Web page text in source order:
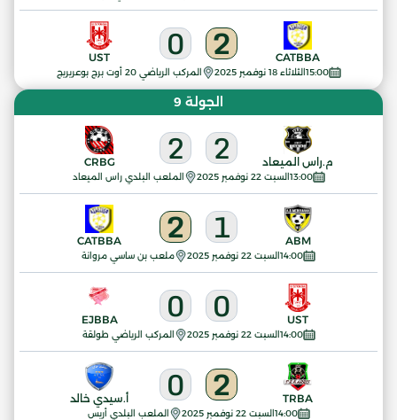
15:00الثلاثاء 18 نوفمبر 2025 المركب الرياضي 20 أوت برج بوعريريج
CATBBA
2
0
UST
الجولة 9
13:00السبت 22 نوفمبر 2025 الملعب البلدي راس الميعاد
م.راس الميعاد 2
2
CRBG
14:00السبت 22 نوفمبر 2025 ملعب بن ساسي مروانة
ABM
1
2
CATBBA
14:00السبت 22 نوفمبر 2025 المركب الرياضي طولقة
UST
0
0
EJBBA
14:00السبت 22 نوفمبر 2025 الملعب البلدي أريس
TRBA
2
0 أ.سيدي خالد